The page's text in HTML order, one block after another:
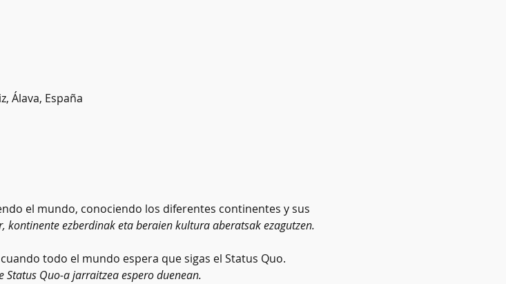
Álava, España
el mundo, conociendo los diferentes continentes y sus
kontinente ezberdinak eta beraien kultura aberatsak ezagutzen.
todo el mundo espera que sigas el Status Quo.
Quo-a jarraitzea espero duenean.